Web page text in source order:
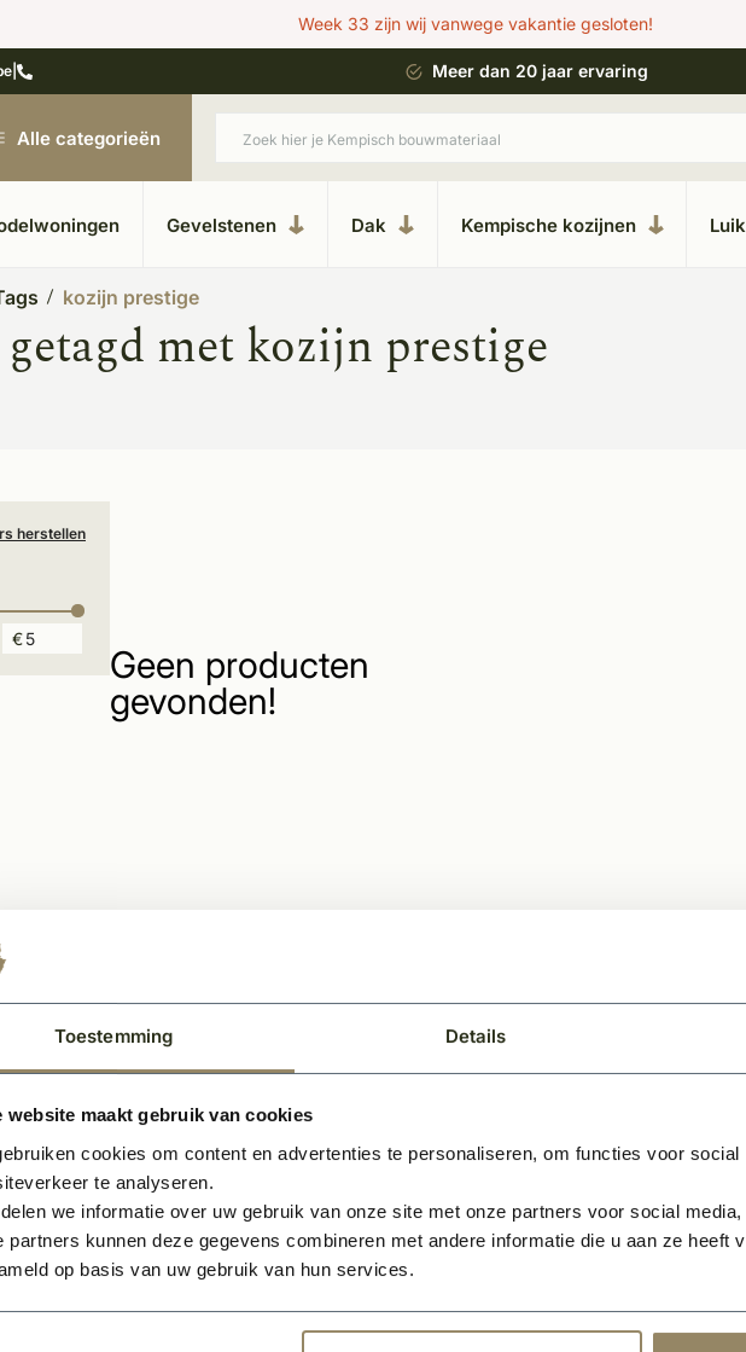
Toestemming Details
website maakt gebruik van cookies
cookies om content en advertenties te personaliseren, om functies voor
te analyseren.
we informatie over uw gebruik van onze site met onze partners voor social
partners kunnen deze gegevens combineren met andere informatie die u aan ze heeft
op basis van uw gebruik van hun services.
Week 33 zijn wij vanwege vakantie gesloten!
materialen in kempische bouwstijl Meer dan 20 jaar ervaring
Alle categorieën
Gevelstenen Dak Kempische kozijnen
kozijn prestige
met kozijn prestige
herstellen
€
Geen producten
gevonden!
het laatste nieuws
bouwstijl!
Aanmelden voor de